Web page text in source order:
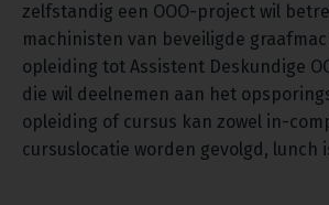
zelfstandig een OOO-project wil
machinisten van beveiligde
opleiding tot Assistent Deskundige
die wil deelnemen aan het
opleiding of cursus kan zowel in-
cursuslocatie worden gevolgd, lunch